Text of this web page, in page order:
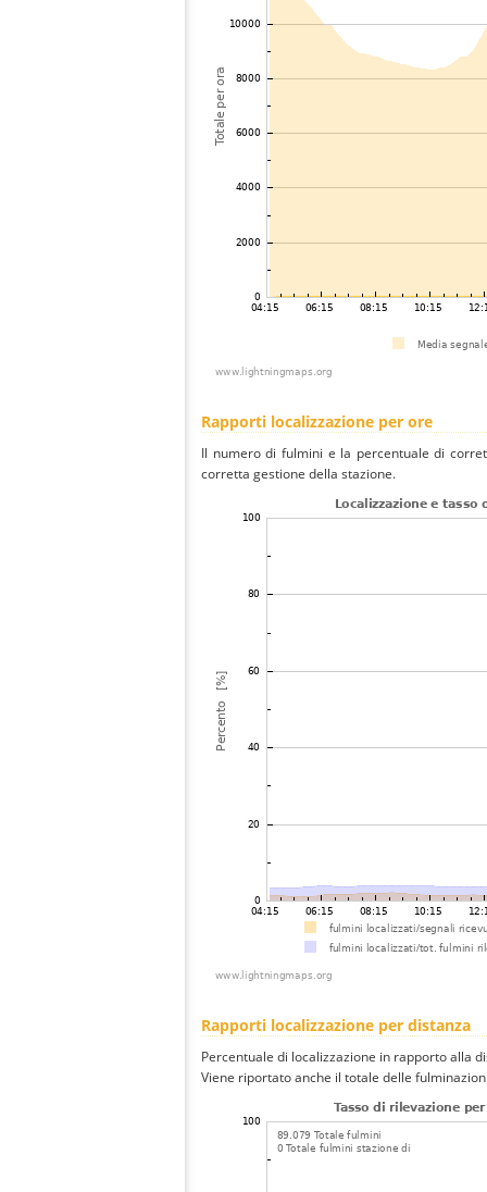
Rapporti localizzazione per ore
Il numero di fulmini e la percentuale di
corretta gestione della stazione.
Rapporti localizzazione per distanza
Percentuale di localizzazione in rapporto alla
Viene riportato anche il totale delle